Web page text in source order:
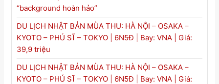
“background hoàn hảo”
DU LỊCH NHẬT BẢN MÙA THU: HÀ NỘI – OSAKA –
KYOTO – PHÚ SĨ – TOKYO | 6N5Đ | Bay: VNA | Giá:
39,9 triệu
DU LỊCH NHẬT BẢN MÙA THU: HÀ NỘI – OSAKA –
KYOTO – PHÚ SĨ – TOKYO | 6N5Đ | Bay: VNA | Giá: